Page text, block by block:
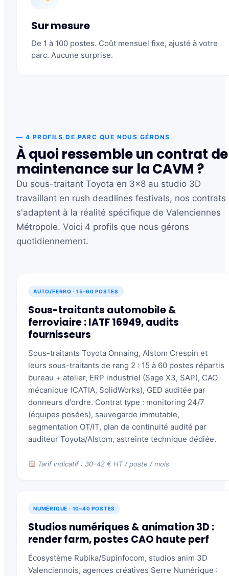
Sur mesure
De 1 à 100 postes. Coût mensuel fixe, ajusté à votre
parc. Aucune surprise.
— 4 PROFILS DE PARC QUE NOUS GÉRONS
À quoi ressemble un contrat de
maintenance sur la CAVM ?
Du sous-traitant Toyota en 3x8 au studio 3D
travaillant en rush deadlines festivals, nos contrats
s'adaptent à la réalité spécifique de Valenciennes
Métropole. Voici 4 profils que nous gérons
quotidiennement.
AUTO/FERRO · 15–60 POSTES
Sous-traitants automobile &
ferroviaire : IATF 16949, audits
fournisseurs
Sous-traitants Toyota Onnaing, Alstom Crespin et
leurs sous-traitants de rang 2 : 15 à 60 postes répartis
bureau + atelier, ERP industriel (Sage X3, SAP), CAO
mécanique (CATIA, SolidWorks), GED auditée par
donneurs d'ordre. Contrat type : monitoring 24/7
(équipes posées), sauvegarde immutable,
segmentation OT/IT, plan de continuité audité par
auditeur Toyota/Alstom, astreinte technique dédiée.
Tarif indicatif : 30–42 € HT / poste / mois
NUMÉRIQUE · 10–40 POSTES
Studios numériques & animation 3D :
render farm, postes CAO haute perf
Écosystème Rubika/Supinfocom, studios anim 3D
Valenciennois, agences créatives Serre Numérique :